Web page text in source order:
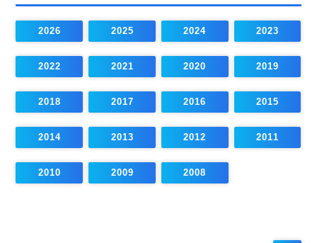
2026 2025 2024 2023
2022 2021 2020 2019
2018 2017 2016 2015
2014 2013 2012 2011
2010 2009 2008